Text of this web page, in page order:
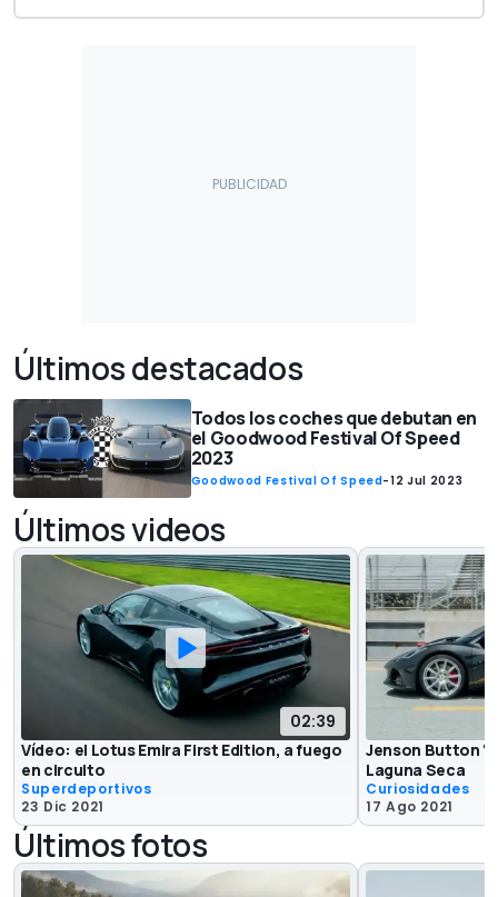
Últimos destacados
Todos los coches que debutan en
el Goodwood Festival Of Speed
2023
Goodwood Festival Of Speed-12 Jul 2023
Últimos videos
02:39
Vídeo: el Lotus Emira First Edition, a fuego
en circuito
Superdeportivos
23 Dic 2021
Jenson Button
Laguna Seca
Curiosidades
17 Ago 2021
Últimos fotos